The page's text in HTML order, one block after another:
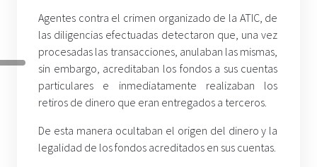
Agentes contra el crimen organizado de la ATIC, de
las diligencias efectuadas detectaron que, una vez
procesadas las transacciones, anulaban las mismas,
sin embargo, acreditaban los fondos a sus cuentas
particulares e inmediatamente realizaban los
retiros de dinero que eran entregados a terceros.
De esta manera ocultaban el origen del dinero y la
legalidad de los fondos acreditados en sus cuentas.